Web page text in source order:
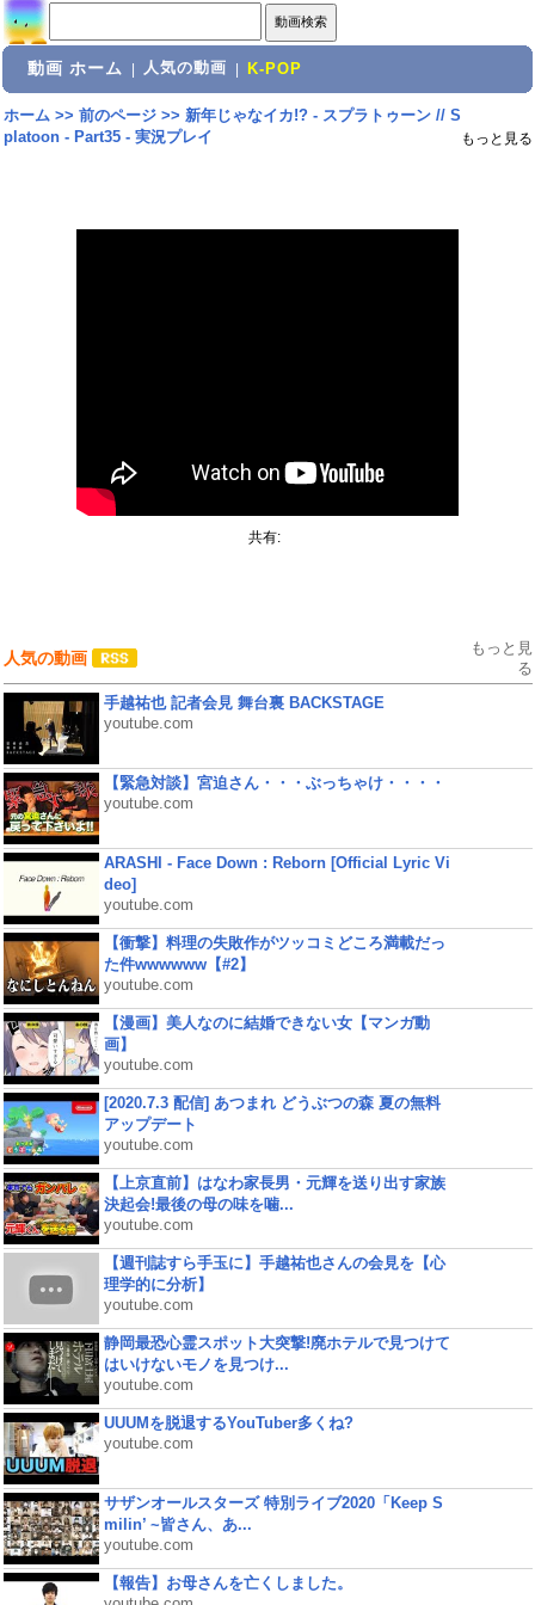
動画 ホーム 人気の動画 K-POP
ホーム>> 前のページ>> 新年じゃなイカ!? - スプラトゥーン // S
platoon - Part35 - 実況プレイ
もっと見る
共有:
人気の動画
もっと見
る
手越祐也 記者会見 舞台裏 BACKSTAGE
youtube.com
【緊急対談】宮迫さん・・・ぶっちゃけ・・・・
youtube.com
ARASHI - Face Down : Reborn [Official Lyric Vi
deo]
youtube.com
【衝撃】料理の失敗作がツッコミどころ満載だっ
た件wwwwww【#2】
youtube.com
【漫画】美人なのに結婚できない女【マンガ動
画】
youtube.com
[2020.7.3 配信] あつまれ どうぶつの森 夏の無料
アップデート
youtube.com
【上京直前】はなわ家長男・元輝を送り出す家族
決起会!最後の母の味を噛...
youtube.com
【週刊誌すら手玉に】手越祐也さんの会見を【心
理学的に分析】
youtube.com
静岡最恐心霊スポット大突撃!廃ホテルで見つけて
はいけないモノを見つけ...
youtube.com
UUUMを脱退するYouTuber多くね?
youtube.com
サザンオールスターズ 特別ライブ2020「Keep S
milin’ ~皆さん、あ...
youtube.com
【報告】お母さんを亡くしました。